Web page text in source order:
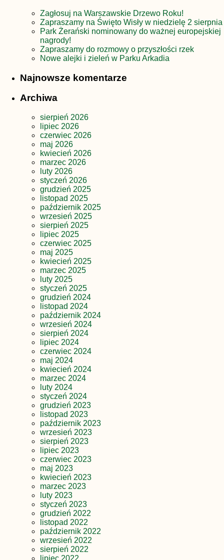
Zagłosuj na Warszawskie Drzewo Roku!
Zapraszamy na Święto Wisły w niedzielę 2 sierpnia
Park Żerański nominowany do ważnej europejskiej
nagrody!
Zapraszamy do rozmowy o przyszłości rzek
Nowe alejki i zieleń w Parku Arkadia
Najnowsze komentarze
Archiwa
sierpień 2026
lipiec 2026
czerwiec 2026
maj 2026
kwiecień 2026
marzec 2026
luty 2026
styczeń 2026
grudzień 2025
listopad 2025
październik 2025
wrzesień 2025
sierpień 2025
lipiec 2025
czerwiec 2025
maj 2025
kwiecień 2025
marzec 2025
luty 2025
styczeń 2025
grudzień 2024
listopad 2024
październik 2024
wrzesień 2024
sierpień 2024
lipiec 2024
czerwiec 2024
maj 2024
kwiecień 2024
marzec 2024
luty 2024
styczeń 2024
grudzień 2023
listopad 2023
październik 2023
wrzesień 2023
sierpień 2023
lipiec 2023
czerwiec 2023
maj 2023
kwiecień 2023
marzec 2023
luty 2023
styczeń 2023
grudzień 2022
listopad 2022
październik 2022
wrzesień 2022
sierpień 2022
lipiec 2022